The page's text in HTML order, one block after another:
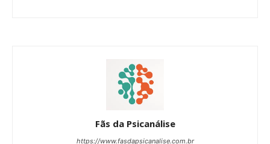
Fãs da Psicanálise
https://www.fasdapsicanalise.com.br